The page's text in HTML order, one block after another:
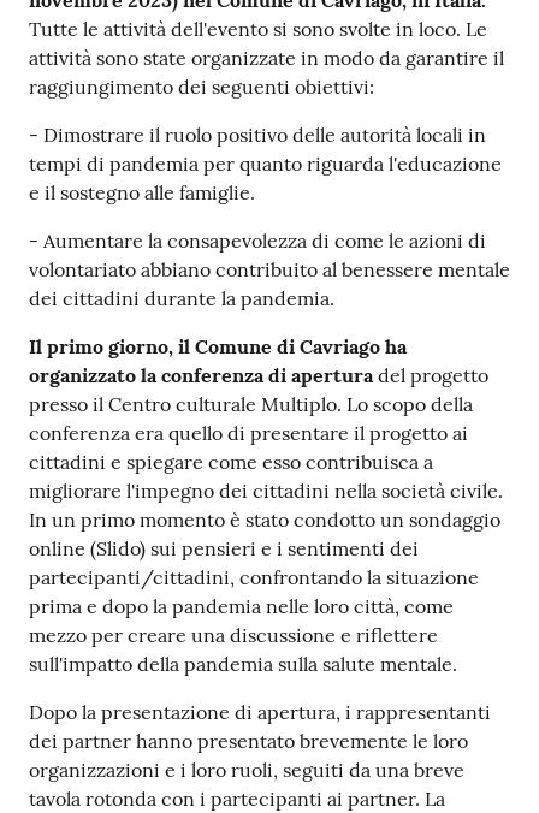
Per
saperne
più
e
orari
Seguici
su
Tutte le attività dell'evento si sono svolte in loco. Le
attività sono state organizzate in modo da garantire il
raggiungimento dei seguenti obiettivi:
- Dimostrare il ruolo positivo delle autorità locali in
tempi di pandemia per quanto riguarda l'educazione
e il sostegno alle famiglie.
- Aumentare la consapevolezza di come le azioni di
volontariato abbiano contribuito al benessere mentale
dei cittadini durante la pandemia.
Il primo giorno, il Comune di Cavriago ha
organizzato la conferenza di aperturadel progetto
presso il Centro culturale Multiplo. Lo scopo della
conferenza era quello di presentare il progetto ai
cittadini e spiegare come esso contribuisca a
migliorare l'impegno dei cittadini nella società civile.
In un primo momento è stato condotto un sondaggio
online (Slido) sui pensieri e i sentimenti dei
partecipanti/cittadini, confrontando la situazione
prima e dopo la pandemia nelle loro città, come
mezzo per creare una discussione e riflettere
sull'impatto della pandemia sulla salute mentale.
Dopo la presentazione di apertura, i rappresentanti
dei partner hanno presentato brevemente le loro
organizzazioni e i loro ruoli, seguiti da una breve
tavola rotonda con i partecipanti ai partner. La